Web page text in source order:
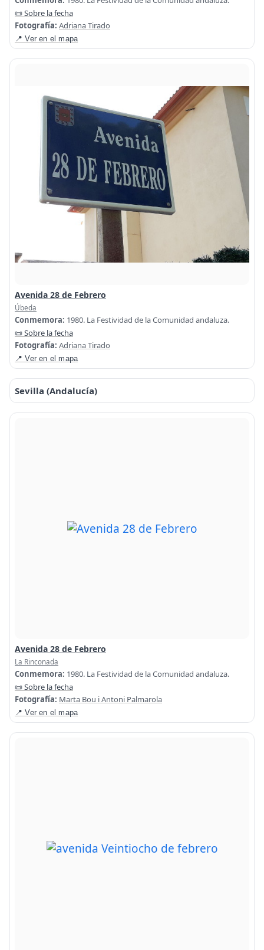
📜 Sobre la fecha
Fotografía: Adriana Tirado
📍 Ver en el mapa
Avenida 28 de Febrero
Úbeda
Conmemora: 1980. La Festividad de la Comunidad andaluza.
📜 Sobre la fecha
Fotografía: Adriana Tirado
📍 Ver en el mapa
Sevilla (Andalucía)
Avenida 28 de Febrero
La Rinconada
Conmemora: 1980. La Festividad de la Comunidad andaluza.
📜 Sobre la fecha
Fotografía: Marta Bou i Antoni Palmarola
📍 Ver en el mapa